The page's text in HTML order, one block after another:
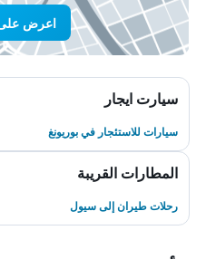
اعرض
سيارت ايجار
سيارات للاستئجار في بوريونغ
المطارات القريبة
رحلات طيران إلى سيول